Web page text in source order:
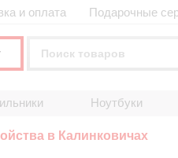
и оплата Подарочные
Ноутбуки
в Калинковичах